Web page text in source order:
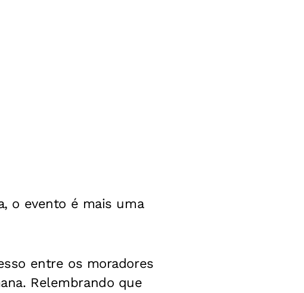
o evento é mais uma
entre os moradores
Relembrando que